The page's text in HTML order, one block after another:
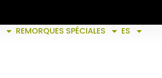
REMORQUES SPÉCIALES ES